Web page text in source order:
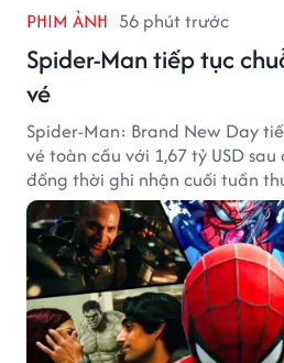
PHIM ẢNH 56 phút trước
Spider-Man tiếp tục
vé
Spider-Man: Brand New Day
vé toàn cầu với 1,67 tỷ USD
đồng thời ghi nhận cuối tuần
lịch sử Bắc Mỹ.